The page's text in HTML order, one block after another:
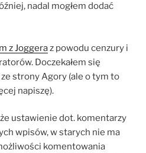
nadal mogłem dodać
z Joggeraz powodu cenzury i
Doczekałem się
strony Agory (ale o tym to
napiszę).
że ustawienie dot. komentarzy
wpisów, w starych nie ma
komentowania